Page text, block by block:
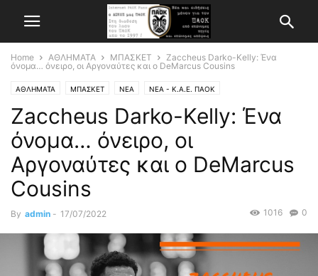
Home ΑΘΛΗΜΑΤΑ ΜΠΑΣΚΕΤ
Zaccheus Darko-Kelly: Ένα
όνομα… όνειρο, οι Αργοναύτες και ο DeMarcus Cousins
ΑΘΛΗΜΑΤΑ ΜΠΑΣΚΕΤ ΝΕΑ ΝΕΑ - Κ.Α.Ε. ΠΑΟΚ
Zaccheus Darko-Kelly: Ένα
όνομα… όνειρο, οι
Αργοναύτες και ο DeMarcus
Cousins
By admin - 17/07/2022 0
1016